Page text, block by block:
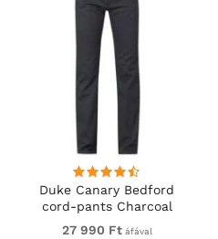
Duke Canary Bedford
cord-pants Charcoal
27 990 Ftáfával